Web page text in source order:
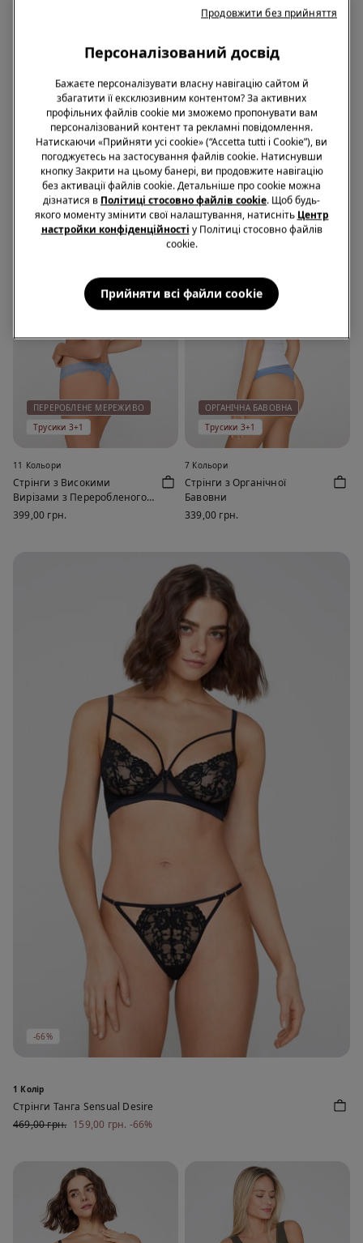
ПЕРЕРОБЛЕНЕ МЕРЕЖИВО
11 Кольори
Стрінги з Високими
Вирізами з Переробленого
Мережива
399,00 грн.
ПЕРЕРОБЛЕНЕ МЕРЕЖИВО
11 Кольори
Стрінги з Високими
Вирізами з Переробленого
Мережива
399,00 грн.
ПЕРЕРОБЛЕНЕ МЕРЕЖИВО
Трусики 3+1
11 Кольори
Стрінги з Високими
Вирізами з Переробленого
Мережива
399,00 грн.
ОРГАНІЧНА БАВОВНА
Трусики 3+1
7 Кольори
Стрінги з Органічної
Бавовни
339,00 грн.
-66%
1 Колір
Стрінги Танга Sensual Desire
469,00 грн. 159,00 грн. -66%
Персоналізований досвід
Бажаєте персоналізувати власну навігацію сайтом й
збагатити її ексклюзивним контентом? За активних
профільних файлів cookie ми зможемо пропонувати вам
персоналізований контент та рекламні повідомлення.
Натискаючи «Прийняти усі cookie» (“Accetta tutti i Cookie”), ви
погоджуєтесь на застосування файлів cookie. Натиснувши
кнопку Закрити на цьому банері, ви продовжите навігацію
без активації файлів cookie. Детальніше про cookie можна
дізнатися в Політиці стосовно файлів cookie. Щоб будь-
якого моменту змінити свої налаштування, натисніть Центр
настройки конфіденційності у Політиці стосовно файлів
cookie.
Прийняти всі файли сookie
Продовжити без прийняття